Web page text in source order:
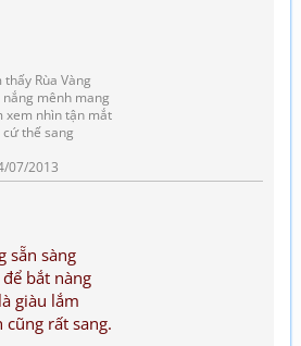
Rùa Vàng
mênh mang
xem nhìn tận mắt
thế sang
2013
sẵn sàng
bắt nàng
giàu lắm
cũng rất sang.